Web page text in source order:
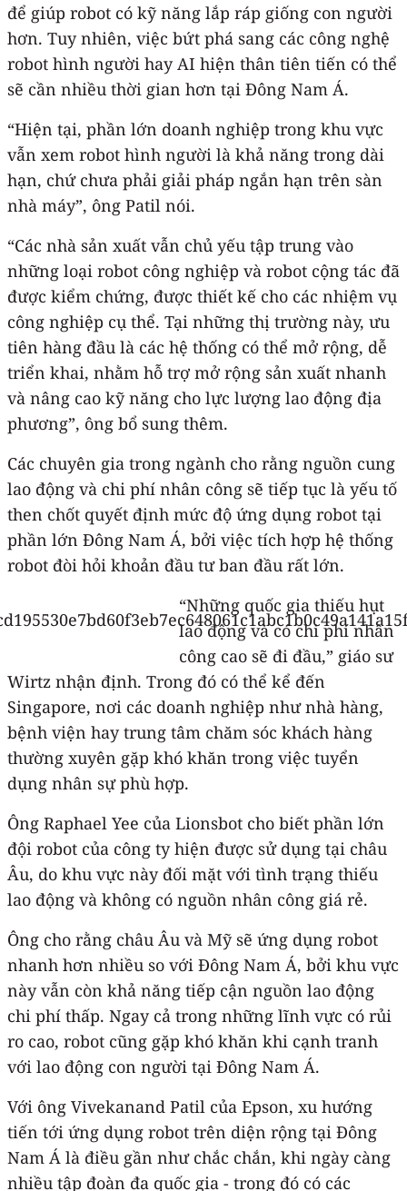
để giúp robot có kỹ năng lắp ráp giống con người
hơn. Tuy nhiên, việc bứt phá sang các công nghệ
robot hình người hay AI hiện thân tiên tiến có thể
sẽ cần nhiều thời gian hơn tại Đông Nam Á.
“Hiện tại, phần lớn doanh nghiệp trong khu vực
vẫn xem robot hình người là khả năng trong dài
hạn, chứ chưa phải giải pháp ngắn hạn trên sàn
nhà máy”, ông Patil nói.
“Các nhà sản xuất vẫn chủ yếu tập trung vào
những loại robot công nghiệp và robot cộng tác đã
được kiểm chứng, được thiết kế cho các nhiệm vụ
công nghiệp cụ thể. Tại những thị trường này, ưu
tiên hàng đầu là các hệ thống có thể mở rộng, dễ
triển khai, nhằm hỗ trợ mở rộng sản xuất nhanh
và nâng cao kỹ năng cho lực lượng lao động địa
phương”, ông bổ sung thêm.
Các chuyên gia trong ngành cho rằng nguồn cung
lao động và chi phí nhân công sẽ tiếp tục là yếu tố
then chốt quyết định mức độ ứng dụng robot tại
phần lớn Đông Nam Á, bởi việc tích hợp hệ thống
robot đòi hỏi khoản đầu tư ban đầu rất lớn.
“Những quốc gia thiếu hụt
lao động và có chi phí nhân
công cao sẽ đi đầu,” giáo sư
Wirtz nhận định. Trong đó có thể kể đến
Singapore, nơi các doanh nghiệp như nhà hàng,
bệnh viện hay trung tâm chăm sóc khách hàng
thường xuyên gặp khó khăn trong việc tuyển
dụng nhân sự phù hợp.
Ông Raphael Yee của Lionsbot cho biết phần lớn
đội robot của công ty hiện được sử dụng tại châu
Âu, do khu vực này đối mặt với tình trạng thiếu
lao động và không có nguồn nhân công giá rẻ.
Ông cho rằng châu Âu và Mỹ sẽ ứng dụng robot
nhanh hơn nhiều so với Đông Nam Á, bởi khu vực
này vẫn còn khả năng tiếp cận nguồn lao động
chi phí thấp. Ngay cả trong những lĩnh vực có rủi
ro cao, robot cũng gặp khó khăn khi cạnh tranh
với lao động con người tại Đông Nam Á.
Với ông Vivekanand Patil của Epson, xu hướng
tiến tới ứng dụng robot trên diện rộng tại Đông
Nam Á là điều gần như chắc chắn, khi ngày càng
nhiều tập đoàn đa quốc gia - trong đó có các